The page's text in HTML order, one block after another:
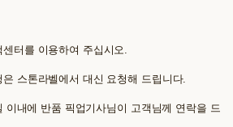
터를 이용하여 주십시오.
스톤라벨에서 대신 요청해 드립니다.
이내에 반품 픽업기사님이 고객님께 연락을 드